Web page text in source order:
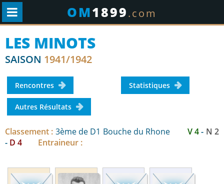
OM1899.com
LES MINOTS
SAISON 1941/1942
Rencontres Statistiques
Autres Résultats
Classement : 3ème de D1 Bouche du Rhone V 4- N 2
- D 4 Entraineur :